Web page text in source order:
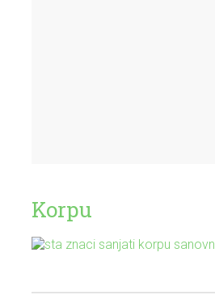
Korpu